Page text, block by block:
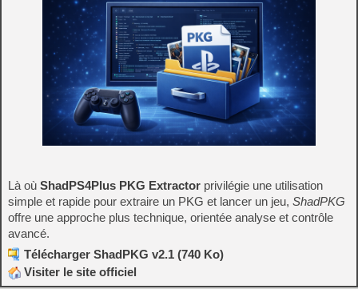
Là où ShadPS4Plus PKG Extractor privilégie une utilisation
simple et rapide pour extraire un PKG et lancer un jeu, ShadPKG
offre une approche plus technique, orientée analyse et contrôle
avancé.
Télécharger ShadPKG v2.1 (740 Ko)
Visiter le site officiel